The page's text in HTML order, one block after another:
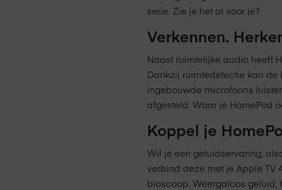
serie. Zie je het al voor je?
Verkennen.
Naast ruimtelijke audio heeft
Dankzij ruimtedetectie kan
ingebouwde microfoons
afgesteld. Waar je HomePod
Koppel je
Wil je een geluidservaring,
verbind deze met je Apple TV
bioscoop. Weergaloos